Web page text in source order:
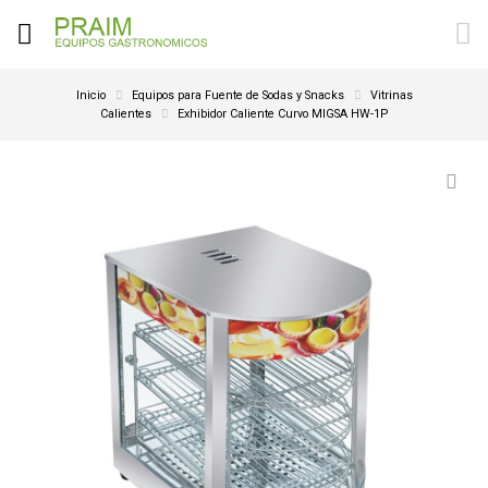
Inicio Equipos para Fuente de Sodas y Snacks
Vitrinas
Calientes
Exhibidor Caliente Curvo MIGSA HW-1P